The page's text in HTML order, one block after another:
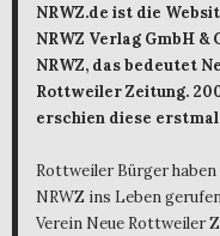
NRWZ.de ist die
NRWZ Verlag GmbH &
NRWZ, das bedeutet
Rottweiler Zeitung.
erschien diese
Rottweiler Bürger haben
NRWZ ins Leben
Verein Neue Rottweiler